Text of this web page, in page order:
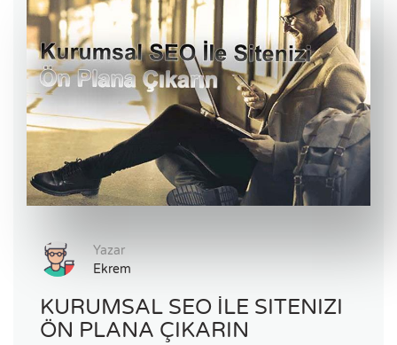
Yazar
Ekrem
KURUMSAL SEO İLE SITENIZI
ÖN PLANA ÇIKARIN